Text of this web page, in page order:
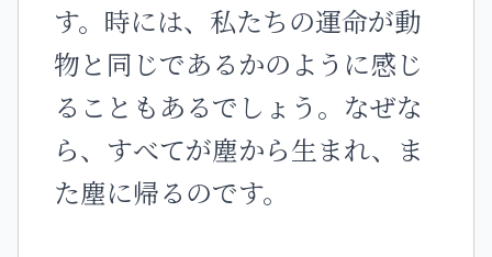
す。時には、私たちの運命が動
物と同じであるかのように感じ
ることもあるでしょう。なぜな
ら、すべてが塵から生まれ、ま
た塵に帰るのです。